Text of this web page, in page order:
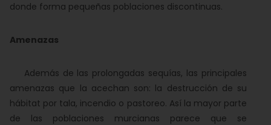
donde forma pequeñas poblaciones discontinuas.
Amenazas
Además de las prolongadas sequías, las principales
amenazas que la acechan son: la destrucción de su
hábitat por tala, incendio o pastoreo. Así la mayor parte
de las poblaciones murcianas parece que se